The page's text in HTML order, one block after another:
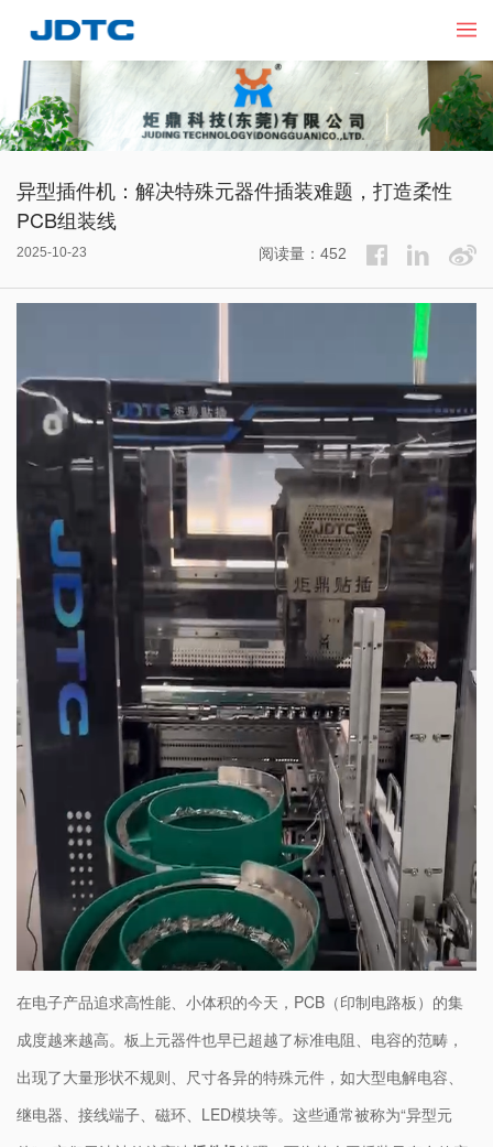
异型插件机：解决特殊元器件插装难题，打造柔性
PCB组装线
2025-10-23 阅读量：452
在电子产品追求高性能、小体积的今天，PCB（印制电路板）的集
成度越来越高。板上元器件也早已超越了标准电阻、电容的范畴，
出现了大量形状不规则、尺寸各异的特殊元件，如大型电解电容、
继电器、接线端子、磁环、LED模块等。这些通常被称为“异型元